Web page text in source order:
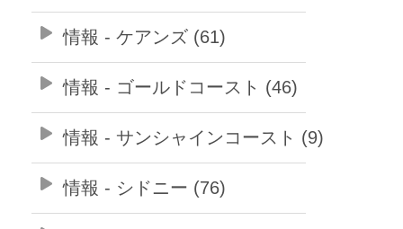
情報 - ケアンズ (61)
情報 - ゴールドコースト (46)
情報 - サンシャインコースト (9)
情報 - シドニー (76)